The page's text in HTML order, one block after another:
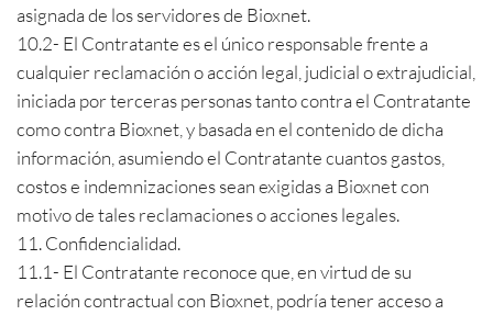
asignada de los servidores de Bioxnet.
10.2- El Contratante es el único responsable frente a
cualquier reclamación o acción legal, judicial o extrajudicial,
iniciada por terceras personas tanto contra el Contratante
como contra Bioxnet, y basada en el contenido de dicha
información, asumiendo el Contratante cuantos gastos,
costos e indemnizaciones sean exigidas a Bioxnet con
motivo de tales reclamaciones o acciones legales.
11. Confidencialidad.
11.1- El Contratante reconoce que, en virtud de su
relación contractual con Bioxnet, podría tener acceso a